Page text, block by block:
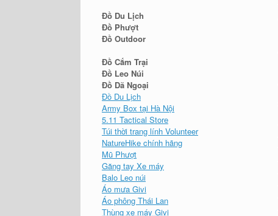
Đồ Du Lịch
Đồ Phượt
Đồ Outdoor
Đồ Cắm Trại
Đồ Leo Núi
Đồ Dã Ngoại
Đồ Du Lịch
Army Box tại Hà Nội
5.11 Tactical Store
Túi thời trang lính Volunteer
NatureHike chính hãng
Mũ Phượt
Găng tay Xe máy
Balo Leo núi
Áo mưa Givi
Áo phông Thái Lan
Thùng xe máy Givi